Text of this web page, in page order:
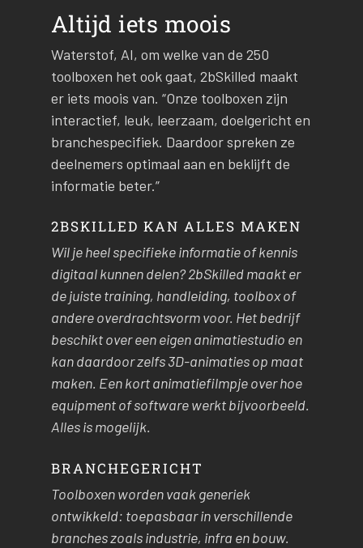
Altijd iets moois
Waterstof, AI, om welke van de 250
toolboxen het ook gaat, 2bSkilled maakt
er iets moois van. “Onze toolboxen zijn
interactief, leuk, leerzaam, doelgericht en
branchespecifiek. Daardoor spreken ze
deelnemers optimaal aan en beklijft de
informatie beter.”
2BSKILLED KAN ALLES MAKEN
Wil je heel specifieke informatie of kennis
digitaal kunnen delen? 2bSkilled maakt er
de juiste training, handleiding, toolbox of
andere overdrachtsvorm voor. Het bedrijf
beschikt over een eigen animatiestudio en
kan daardoor zelfs 3D-animaties op maat
maken. Een kort animatiefilmpje over hoe
equipment of software werkt bijvoorbeeld.
Alles is mogelijk.
BRANCHEGERICHT
Toolboxen worden vaak generiek
ontwikkeld: toepasbaar in verschillende
branches zoals industrie, infra en bouw.